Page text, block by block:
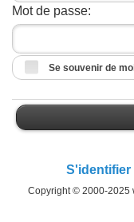
Mot de passe:
Se souvenir de
S'identifier
Copyright © 2000-2025